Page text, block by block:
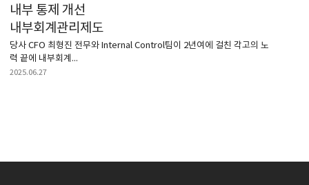
내부 통제 개선
내부회계관리제도
당사 CFO 최형진 전무와 Internal Control팀이 2년여에 걸친 각고의 노
력 끝에 내부회계...
2025.06.27